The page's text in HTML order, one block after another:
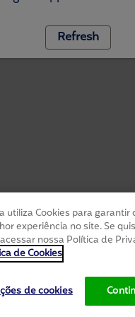
Refresh
utiliza Cookies para garantir
experiência no site. Se
nossa Política de
de Cookies
de cookies